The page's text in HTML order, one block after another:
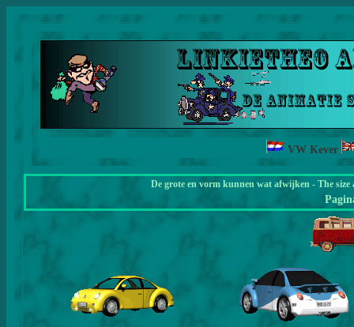
VW Kever
De grote en vorm kunnen wat afwijken - The